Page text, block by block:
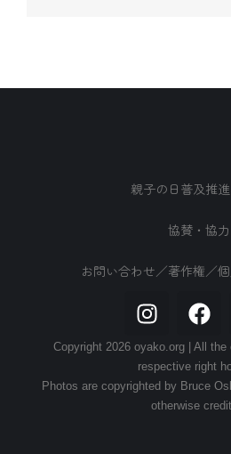
親子の日普及推
協賛・協力
お問い合わせ／著作権／
Copyright 2026 oyako.org | All
respective right
Photos are copyrighted by Bruce
otherwise